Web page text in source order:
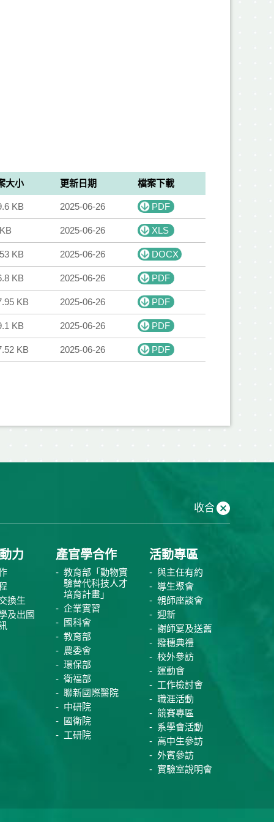
大小 更新日期 檔案下載
KB 2025-06-26 PDF
2025-06-26 XLS
KB 2025-06-26 DOCX
KB 2025-06-26 PDF
KB 2025-06-26 PDF
KB 2025-06-26 PDF
KB 2025-06-26 PDF
收合
力
換生
及出國
產官學合作
教育部「動物實
驗替代科技人才
培育計畫」
企業實習
國科會
教育部
農委會
環保部
衛福部
聯新國際醫院
中研院
國衛院
工研院
活動專區
與主任有約
導生聚會
親師座談會
迎新
謝師宴及送舊
撥穗典禮
校外參訪
運動會
工作檢討會
職涯活動
競賽專區
系學會活動
高中生參訪
外賓參訪
實驗室說明會